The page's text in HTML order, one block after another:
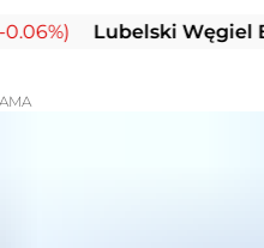
Lubelski Węgiel